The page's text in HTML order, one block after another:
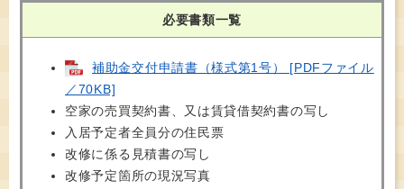
必要書類一覧
補助金交付申請書（様式第1号） [PDFファイル
／70KB]
空家の売買契約書、又は賃貸借契約書の写し
入居予定者全員分の住民票
改修に係る見積書の写し
改修予定箇所の現況写真